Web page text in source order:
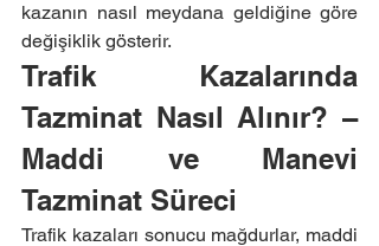
kazanın nasıl meydana geldiğine göre
değişiklik gösterir.
Trafik Kazalarında
Tazminat Nasıl Alınır? –
Maddi ve Manevi
Tazminat Süreci
Trafik kazaları sonucu mağdurlar, maddi